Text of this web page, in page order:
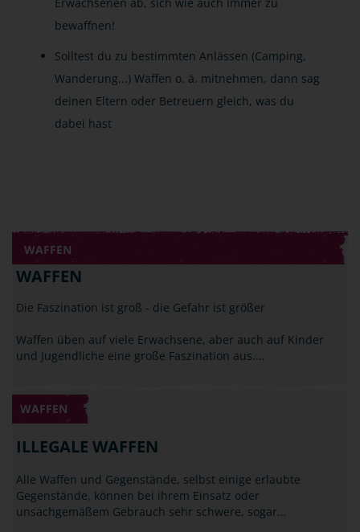
bewaffnen!
Solltest du zu bestimmten Anlässen (Camping,
Wanderung...) Waffen o. ä. mitnehmen, dann sag
deinen Eltern oder Betreuern gleich, was du
dabei hast
WAFFEN
WAFFEN
Die Faszination ist groß - die Gefahr ist größer
Waffen üben auf viele Erwachsene, aber auch auf Kinder
und Jugendliche eine große Faszination aus.…
WAFFEN
ILLEGALE WAFFEN
Alle Waffen und Gegenstände, selbst einige erlaubte
Gegenstände, können bei ihrem Einsatz oder
unsachgemäßem Gebrauch sehr schwere, sogar…